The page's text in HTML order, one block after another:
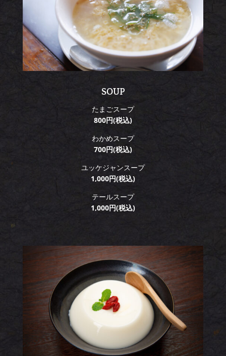
SOUP
たまごスープ
800円(税込)
わかめスープ
700円(税込)
ユッケジャンスープ
1,000円(税込)
テールスープ
1,000円(税込)